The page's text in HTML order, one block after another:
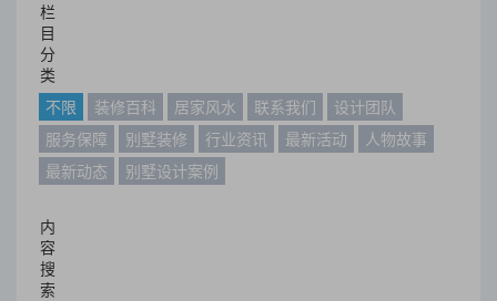
栏
目
分
类
不限
装修百科 居家风水 联系我们
设计团队
服务保障
别墅装修 行业资讯 最新活动
人物故事
最新动态
别墅设计案例
内
容
搜
索